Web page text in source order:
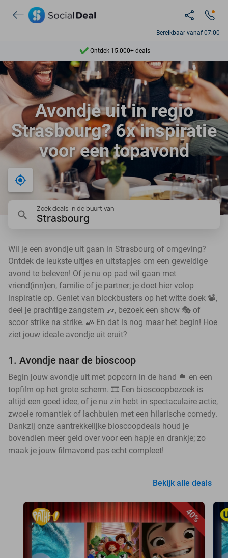
Bereikbaar vanaf 07:00
Ontdek 15.000+ deals
7 dagen per week beschikbaar
10+ miljoen leden
9,4
Ontdek 15.000+ deals
Avondje uit in regio
Strasbourg? 6x inspiratie
voor een topavond
Bij mij in de buurt
Zoek deals in de buurt van
Strasbourg
Wil je een avondje uit gaan in Strasbourg of omgeving?
Ontdek de leukste uitjes en uitstapjes om een geweldige
avond te beleven! Of je nu op pad wil gaan met
vriend(inn)en, familie of je partner; je doet hier volop
inspiratie op. Geniet van blockbusters op het witte doek 📽️,
deel je prachtige zangstem 🎶, bezoek een show 🎭 of
scoor strike na strike. 🎳 En dat is nog maar het begin! Hoe
ziet jouw ideale avondje uit eruit?
1. Avondje naar de bioscoop
Begin jouw avondje uit met popcorn in de hand 🍿 en een
topfilm op het grote scherm. 🎞️ Een bioscoopbezoek is
altijd een goed idee, of je nu zin hebt in spectaculaire actie,
zwoele romantiek of lachbuien met een hilarische comedy.
Dankzij onze aantrekkelijke bioscoopdeals houd je
bovendien meer geld over voor een hapje en drankje; zo
maak je jouw filmavond pas echt compleet!
Bekijk alle deals
40%